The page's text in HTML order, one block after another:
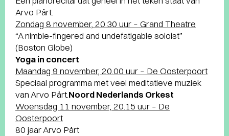
Arvo Pärt.
Zondag 8 november, 20.30 uur – Grand Theatre
“A nimble-fingered and undefatigable soloist”
(Boston Globe)
Yoga in concert
Maandag 9 november, 20.00 uur – De Oosterpoort
Speciaal programma met veel meditatieve muziek
van Arvo Pärt.Noord Nederlands Orkest
Woensdag 11 november, 20.15 uur – De
Oosterpoort
80 jaar Arvo Pärt